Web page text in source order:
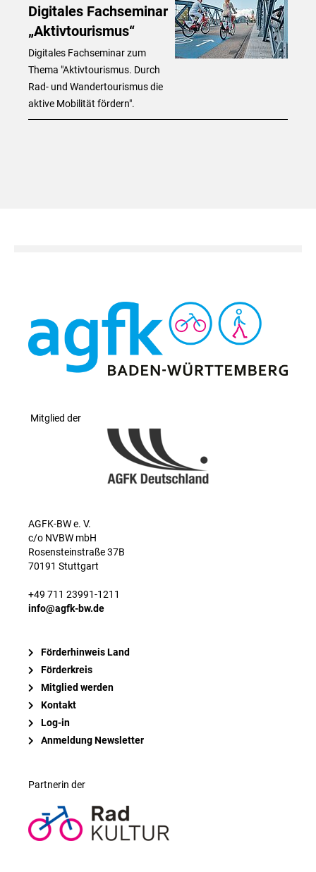
Digitales Fachseminar
„Aktivtourismus“
Digitales Fachseminar zum
Thema "Aktivtourismus. Durch
Rad- und Wandertourismus die
aktive Mobilität fördern".
Mitglied der
AGFK-BW e. V.
c/o NVBW mbH
Rosensteinstraße 37B
70191 Stuttgart
+49 711 23991-1211
info@agfk-bw.de
Förderhinweis Land
Förderkreis
Mitglied werden
Kontakt
Log-in
Anmeldung Newsletter
Partnerin der